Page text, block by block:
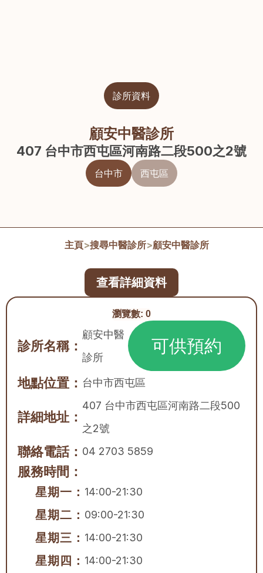
診所資料
顧安中醫診所
407 台中市西屯區河南路二段500之2號
台中市 西屯區
主頁>搜尋中醫診所>顧安中醫診所
瀏覽數: 0
診所名稱：
顧安中醫
診所
可供預約
地點位置： 台中市西屯區
詳細地址：
407 台中市西屯區河南路二段500
之2號
聯絡電話： 04 2703 5859
服務時間：
星期一： 14:00-21:30
星期二： 09:00-21:30
星期三： 14:00-21:30
星期四： 14:00-21:30
查看詳細資料